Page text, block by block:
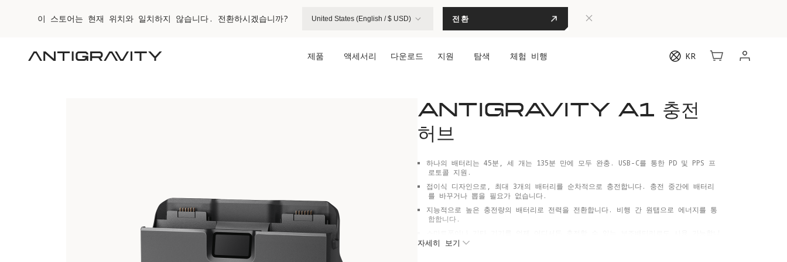
이 스토어는 현재 위치와 일치하지 않습니다. 전환하시겠습니까? United States (English / $ USD) 전환
제품 액세서리 다운로드 지원 탐색 체험 비행 KR
ANTIGRAVITY A1 충전
허브
하나의 배터리는 45분, 세 개는 135분 만에 모두 완충. USB-C를 통한 PD 및 PPS 프
로토콜 지원.
접이식 디자인으로, 최대 3개의 배터리를 순차적으로 충전합니다. 충전 중간에 배터리
를 바꾸거나 뽑을 필요가 없습니다.
지능적으로 높은 충전량의 배터리로 전력을 전환합니다. 비행 간 원탭으로 에너지를 통
합합니다.
다.
자세히 보기